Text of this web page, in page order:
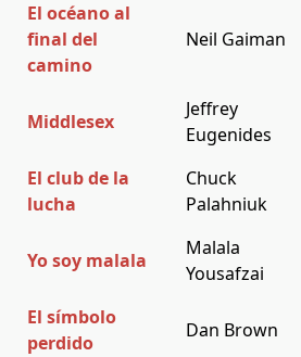
El océano al
final del
camino
Neil Gaiman
Middlesex
Jeffrey
Eugenides
El club de la
lucha
Chuck
Palahniuk
Yo soy malala
Malala
Yousafzai
El símbolo
perdido
Dan Brown